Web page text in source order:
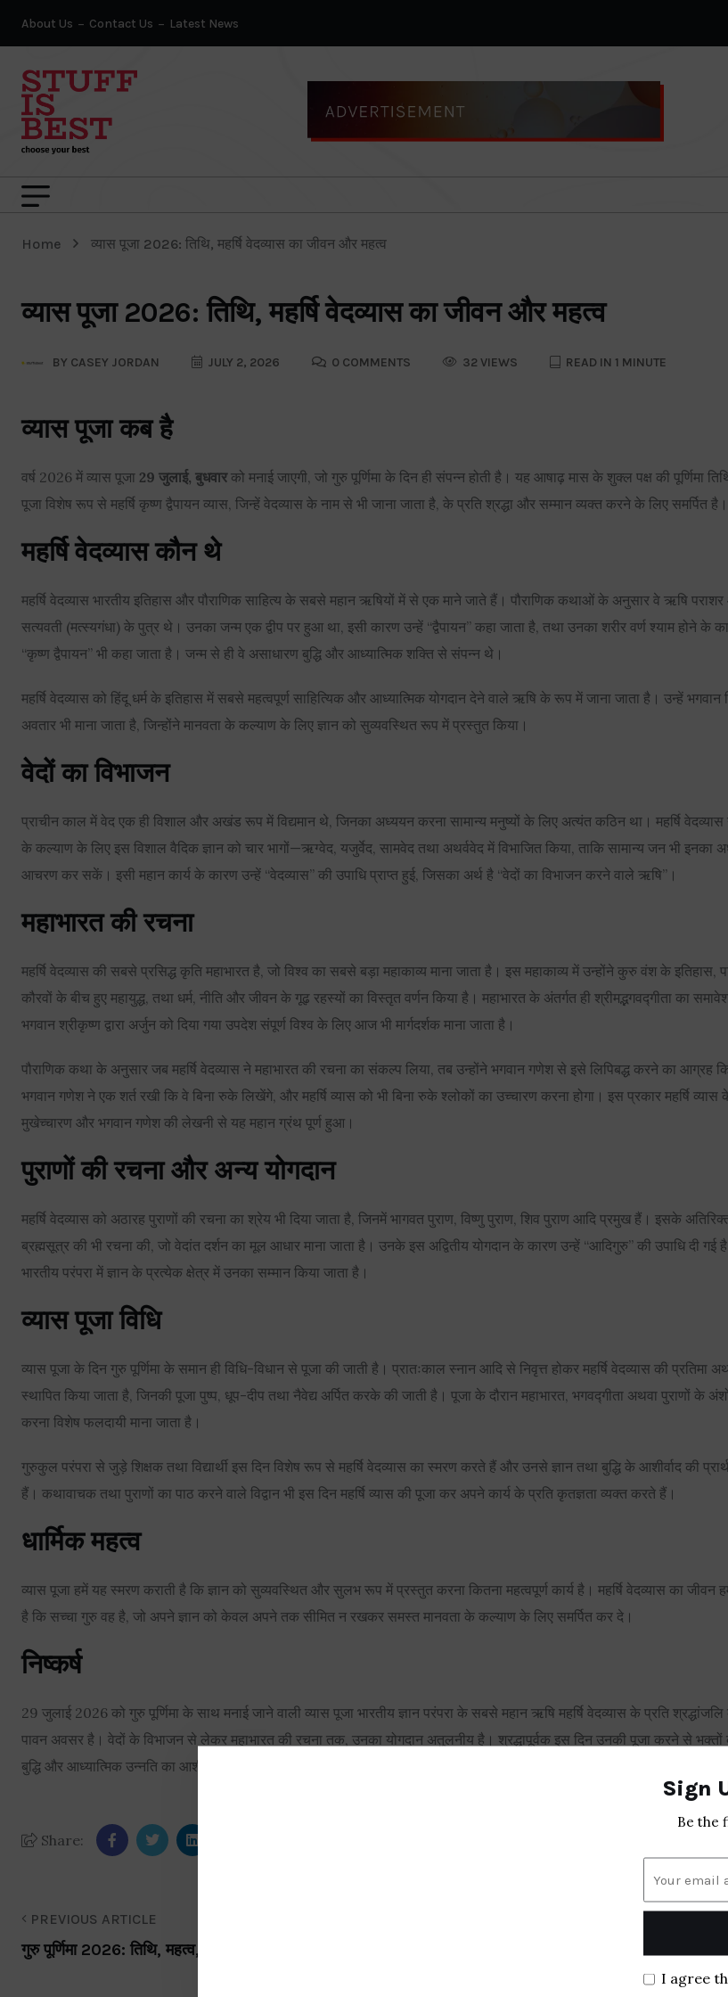
Sign
Be the
I agree
About Us Contact Us Latest News
Home व्यास पूजा 2026: तिथि, महर्षि वेदव्यास का जीवन और महत्व
व्यास पूजा 2026: तिथि, महर्षि वेदव्यास का जीवन और महत्व
BY CASEY JORDAN JULY 2, 2026 0 COMMENTS 32 VIEWS READ IN 1 MINUTE
व्यास पूजा कब है
वर्ष 2026 में व्यास पूजा 29 जुलाई, बुधवारको मनाई जाएगी, जो गुरु पूर्णिमा के दिन ही संपन्न होती है। यह आषाढ़ मास के शुक्ल पक्ष की पूर्णिमा
पूजा विशेष रूप से महर्षि कृष्ण द्वैपायन व्यास, जिन्हें वेदव्यास के नाम से भी जाना जाता है, के प्रति श्रद्धा और सम्मान व्यक्त करने के लिए समर्पित है।
महर्षि वेदव्यास कौन थे
महर्षि वेदव्यास भारतीय इतिहास और पौराणिक साहित्य के सबसे महान ऋषियों में से एक माने जाते हैं। पौराणिक कथाओं के अनुसार वे ऋषि
सत्यवती (मत्स्यगंधा) के पुत्र थे। उनका जन्म एक द्वीप पर हुआ था, इसी कारण उन्हें “द्वैपायन” कहा जाता है, तथा उनका शरीर वर्ण श्याम होने के
“कृष्ण द्वैपायन” भी कहा जाता है। जन्म से ही वे असाधारण बुद्धि और आध्यात्मिक शक्ति से संपन्न थे।
महर्षि वेदव्यास को हिंदू धर्म के इतिहास में सबसे महत्वपूर्ण साहित्यिक और आध्यात्मिक योगदान देने वाले ऋषि के रूप में जाना जाता है। उन्हें भगवान
अवतार भी माना जाता है, जिन्होंने मानवता के कल्याण के लिए ज्ञान को सुव्यवस्थित रूप में प्रस्तुत किया।
वेदों का विभाजन
प्राचीन काल में वेद एक ही विशाल और अखंड रूप में विद्यमान थे, जिनका अध्ययन करना सामान्य मनुष्यों के लिए अत्यंत कठिन था। महर्षि वेदव्यास
के कल्याण के लिए इस विशाल वैदिक ज्ञान को चार भागों—ऋग्वेद, यजुर्वेद, सामवेद तथा अथर्ववेद में विभाजित किया, ताकि सामान्य जन भी इनका
आचरण कर सकें। इसी महान कार्य के कारण उन्हें “वेदव्यास” की उपाधि प्राप्त हुई, जिसका अर्थ है “वेदों का विभाजन करने वाले ऋषि”।
महाभारत की रचना
महर्षि वेदव्यास की सबसे प्रसिद्ध कृति महाभारत है, जो विश्व का सबसे बड़ा महाकाव्य माना जाता है। इस महाकाव्य में उन्होंने कुरु वंश के इतिहास,
कौरवों के बीच हुए महायुद्ध, तथा धर्म, नीति और जीवन के गूढ़ रहस्यों का विस्तृत वर्णन किया है। महाभारत के अंतर्गत ही श्रीमद्भगवद्गीता का
भगवान श्रीकृष्ण द्वारा अर्जुन को दिया गया उपदेश संपूर्ण विश्व के लिए आज भी मार्गदर्शक माना जाता है।
पौराणिक कथा के अनुसार जब महर्षि वेदव्यास ने महाभारत की रचना का संकल्प लिया, तब उन्होंने भगवान गणेश से इसे लिपिबद्ध करने का आग्रह
भगवान गणेश ने एक शर्त रखी कि वे बिना रुके लिखेंगे, और महर्षि व्यास को भी बिना रुके श्लोकों का उच्चारण करना होगा। इस प्रकार महर्षि व्यास
मुखेच्चारण और भगवान गणेश की लेखनी से यह महान ग्रंथ पूर्ण हुआ।
पुराणों की रचना और अन्य योगदान
महर्षि वेदव्यास को अठारह पुराणों की रचना का श्रेय भी दिया जाता है, जिनमें भागवत पुराण, विष्णु पुराण, शिव पुराण आदि प्रमुख हैं। इसके
ब्रह्मसूत्र की भी रचना की, जो वेदांत दर्शन का मूल आधार माना जाता है। उनके इस अद्वितीय योगदान के कारण उन्हें “आदिगुरु” की उपाधि दी गई
भारतीय परंपरा में ज्ञान के प्रत्येक क्षेत्र में उनका सम्मान किया जाता है।
व्यास पूजा विधि
व्यास पूजा के दिन गुरु पूर्णिमा के समान ही विधि-विधान से पूजा की जाती है। प्रातःकाल स्नान आदि से निवृत्त होकर महर्षि वेदव्यास की प्रतिमा
स्थापित किया जाता है, जिनकी पूजा पुष्प, धूप-दीप तथा नैवेद्य अर्पित करके की जाती है। पूजा के दौरान महाभारत, भगवद्गीता अथवा पुराणों के
करना विशेष फलदायी माना जाता है।
गुरुकुल परंपरा से जुड़े शिक्षक तथा विद्यार्थी इस दिन विशेष रूप से महर्षि वेदव्यास का स्मरण करते हैं और उनसे ज्ञान तथा बुद्धि के आशीर्वाद की
हैं। कथावाचक तथा पुराणों का पाठ करने वाले विद्वान भी इस दिन महर्षि व्यास की पूजा कर अपने कार्य के प्रति कृतज्ञता व्यक्त करते हैं।
धार्मिक महत्व
व्यास पूजा हमें यह स्मरण कराती है कि ज्ञान को सुव्यवस्थित और सुलभ रूप में प्रस्तुत करना कितना महत्वपूर्ण कार्य है। महर्षि वेदव्यास का जीवन
है कि सच्चा गुरु वह है, जो अपने ज्ञान को केवल अपने तक सीमित न रखकर समस्त मानवता के कल्याण के लिए समर्पित कर दे।
निष्कर्ष
29 जुलाई 2026 को गुरु पूर्णिमा के साथ मनाई जाने वाली व्यास पूजा भारतीय ज्ञान परंपरा के सबसे महान ऋषि महर्षि वेदव्यास के प्रति
पावन अवसर है। वेदों के विभाजन से लेकर महाभारत की रचना तक, उनका योगदान अतुलनीय है। श्रद्धापूर्वक इस दिन उनकी पूजा करने से भक्तों
बुद्धि और आध्यात्मिक उन्नति का आशीर्वाद प्राप्त होता है।
Share:
PREVIOUS ARTICLE
गुरु पूर्णिमा 2026: तिथि, महत्व, कथा और पूजा विधि